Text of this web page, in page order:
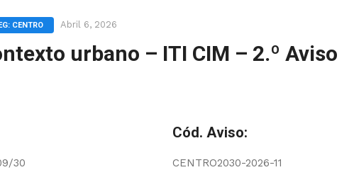
CENTRO Abril 6, 2026
urbano – ITI CIM – 2.º Aviso
30
Cód. Aviso:
CENTRO2030-2026-11